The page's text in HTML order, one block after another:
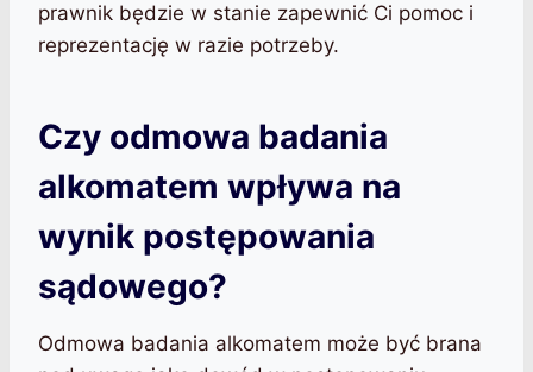
prawnik będzie w stanie zapewnić Ci pomoc i
reprezentację w razie potrzeby.
Czy odmowa badania
alkomatem wpływa na
wynik postępowania
sądowego?
Odmowa badania alkomatem może być brana